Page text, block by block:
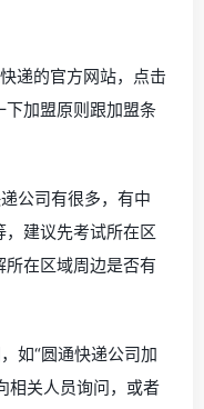
递的官方网站，点击
加盟原则跟加盟条
公司有很多，有中
建议先考试所在区
在区域周边是否有
如“圆通快递公司加
相关人员询问，或者